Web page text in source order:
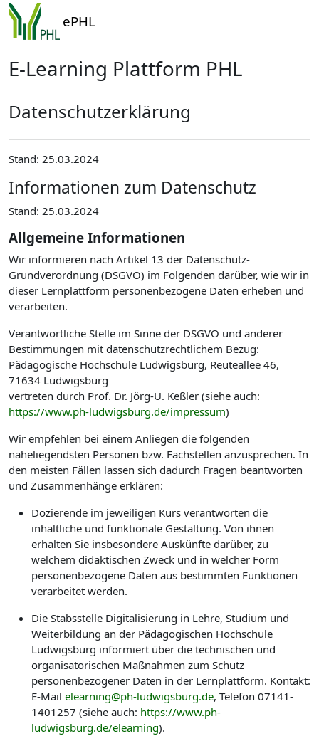
Zum Hauptinhalt
ePHL
E-Learning Plattform PHL
Datenschutzerklärung
Stand: 25.03.2024
Informationen zum Datenschutz
Stand: 25.03.2024
Allgemeine Informationen
Wir informieren nach Artikel 13 der Datenschutz-
Grundverordnung (DSGVO) im Folgenden darüber, wie wir in
dieser Lernplattform personenbezogene Daten erheben und
verarbeiten.
Verantwortliche Stelle im Sinne der DSGVO und anderer
Bestimmungen mit datenschutzrechtlichem Bezug:
Pädagogische Hochschule Ludwigsburg, Reuteallee 46,
71634 Ludwigsburg
vertreten durch Prof. Dr. Jörg-U. Keßler (siehe auch:
https://www.ph-ludwigsburg.de/impressum)
Wir empfehlen bei einem Anliegen die folgenden
naheliegendsten Personen bzw. Fachstellen anzusprechen. In
den meisten Fällen lassen sich dadurch Fragen beantworten
und Zusammenhänge erklären:
Dozierende im jeweiligen Kurs verantworten die
inhaltliche und funktionale Gestaltung. Von ihnen
erhalten Sie insbesondere Auskünfte darüber, zu
welchem didaktischen Zweck und in welcher Form
personenbezogene Daten aus bestimmten Funktionen
verarbeitet werden.
Die Stabsstelle Digitalisierung in Lehre, Studium und
Weiterbildung an der Pädagogischen Hochschule
Ludwigsburg informiert über die technischen und
organisatorischen Maßnahmen zum Schutz
personenbezogener Daten in der Lernplattform. Kontakt:
E-Mail elearning@ph-ludwigsburg.de, Telefon 07141-
1401257 (siehe auch: https://www.ph-
ludwigsburg.de/elearning).